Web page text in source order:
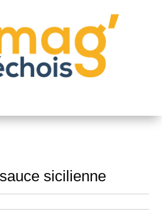
sicilienne